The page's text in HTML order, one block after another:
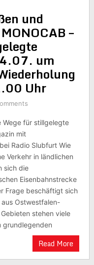
und
–
um
Uhr
Wege für stillgelegte
mit
Radio Slubfurt Wie
Verkehr in ländlichen
sich die
Eisenbahnstrecke
Frage beschäftigt sich
Ostwestfalen-
stehen viele
grundlegenden
Read More